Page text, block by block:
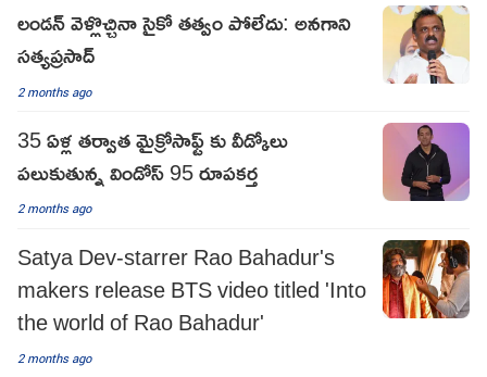
లండన్ వెళ్లొచ్చినా సైకో తత్వం పోలేదు: అనగాని
సత్యప్రసాద్
2 months ago
35 ఏళ్ల తర్వాత మైక్రోసాఫ్ట్ కు వీడ్కోలు
పలుకుతున్న విండోస్ 95 రూపకర్త
2 months ago
Satya Dev-starrer Rao Bahadur's
makers release BTS video titled 'Into
the world of Rao Bahadur'
2 months ago